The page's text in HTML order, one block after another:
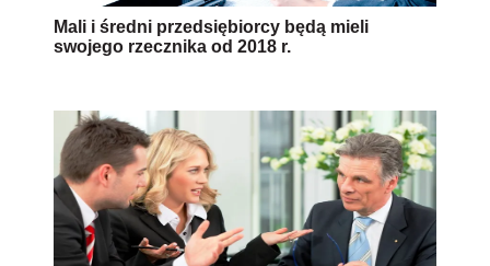
Mali i średni przedsiębiorcy będą mieli
swojego rzecznika od 2018 r.